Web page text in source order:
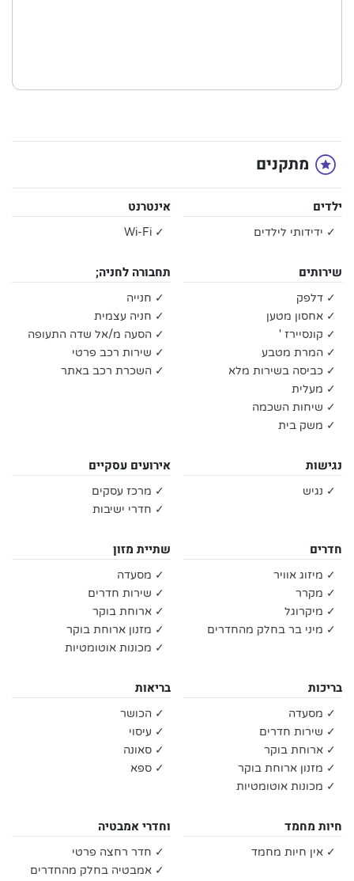
מתקנים
ילדים
✓ ידידותי לילדים
אינטרנט
✓ Wi-Fi
שירותים
✓ דלפק
✓ אחסון מטען
✓ קונסיירז '
✓ המרת מטבע
✓ כביסה בשירות מלא
✓ מעלית
✓ שיחות השכמה
✓ משק בית
תחבורה לחניה;
✓ חנייה
✓ חניה עצמית
✓ הסעה מ/אל שדה התעופה
✓ שירות רכב פרטי
✓ השכרת רכב באתר
נגישות
✓ נגיש
אירועים עסקיים
✓ מרכז עסקים
✓ חדרי ישיבות
חדרים
✓ מיזוג אוויר
✓ מקרר
✓ מיקרוגל
✓ מיני בר בחלק מהחדרים
שתיית מזון
✓ מסעדה
✓ שירות חדרים
✓ ארוחת בוקר
✓ מזנון ארוחת בוקר
✓ מכונות אוטומטיות
בריכות
✓ מסעדה
✓ שירות חדרים
✓ ארוחת בוקר
✓ מזנון ארוחת בוקר
✓ מכונות אוטומטיות
בריאות
✓ הכושר
✓ עיסוי
✓ סאונה
✓ ספא
חיות מחמד
✓ אין חיות מחמד
וחדרי אמבטיה
✓ חדר רחצה פרטי
✓ אמבטיה בחלק מהחדרים